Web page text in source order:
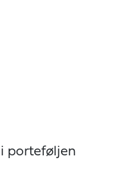
porteføljen